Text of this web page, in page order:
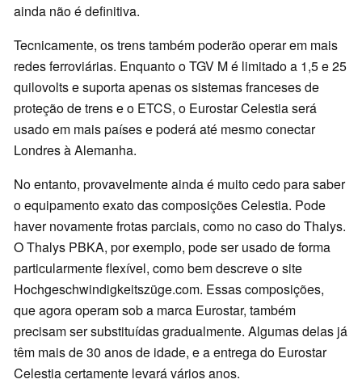
ainda não é definitiva.
Tecnicamente, os trens também poderão operar em mais
redes ferroviárias. Enquanto o TGV M é limitado a 1,5 e 25
quilovolts e suporta apenas os sistemas franceses de
proteção de trens e o ETCS, o Eurostar Celestia será
usado em mais países e poderá até mesmo conectar
Londres à Alemanha.
No entanto, provavelmente ainda é muito cedo para saber
o equipamento exato das composições Celestia. Pode
haver novamente frotas parciais, como no caso do Thalys.
O Thalys PBKA, por exemplo, pode ser usado de forma
particularmente flexível, como bem descreve o site
Hochgeschwindigkeitszüge.com. Essas composições,
que agora operam sob a marca Eurostar, também
precisam ser substituídas gradualmente. Algumas delas já
têm mais de 30 anos de idade, e a entrega do Eurostar
Celestia certamente levará vários anos.